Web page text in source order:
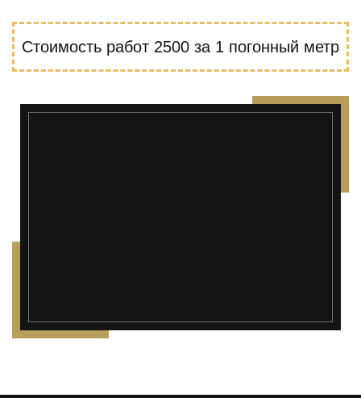
Стоимость работ 2500 за 1 погонный метр